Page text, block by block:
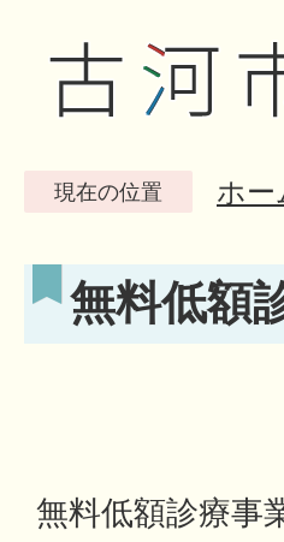
現在の位置 ホー
無料低額
無料低額診療事